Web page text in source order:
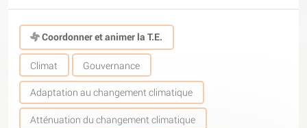
Coordonner et animer la T.E.
Climat Gouvernance
Adaptation au changement climatique
Atténuation du changement climatique